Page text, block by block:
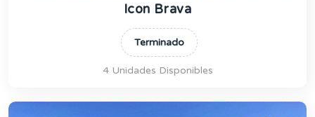
Icon Brava
Terminado
4 Unidades Disponibles